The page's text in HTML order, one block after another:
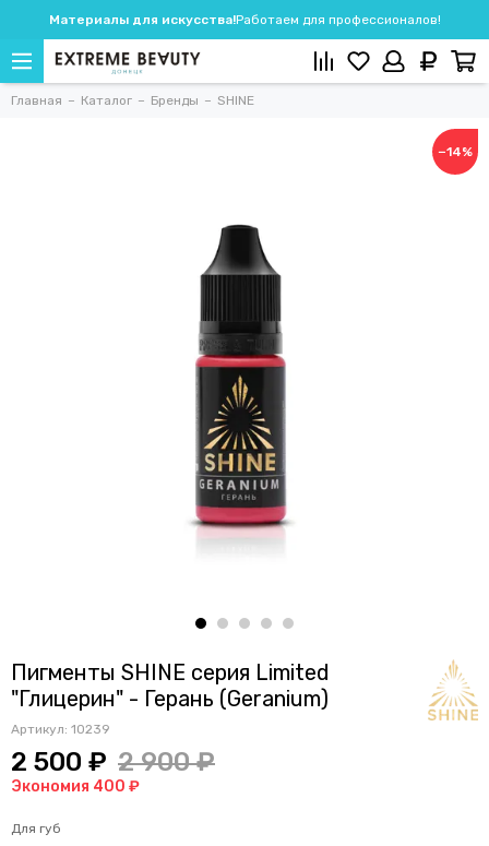
Материалы для искусства!Работаем для профессионалов!
Главная Каталог Бренды SHINE
−14%
Пигменты SHINE серия Limited
"Глицерин" - Герань (Geranium)
Артикул: 10239
2 500 ₽ 2 900 ₽
Экономия 400 ₽
Для губ